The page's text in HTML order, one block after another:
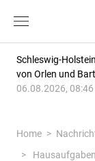
Schleswig-
von Orlen und
06.08.2026, 08:46
Home